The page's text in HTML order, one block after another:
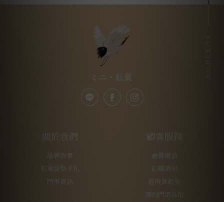
關於我們
品牌故事
耘菓甜點手札
門市資訊
顧客服務
會員權益
訂購須知
退換貨政策
預約門市自取